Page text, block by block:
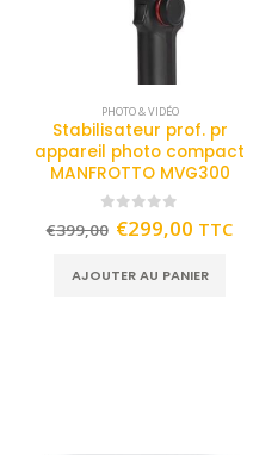
PHOTO & VIDÉO
Stabilisateur prof. pr
appareil photo compact
MANFROTTO MVG300
out of 5
€399,00 €299,00 TTC
AJOUTER AU PANIER